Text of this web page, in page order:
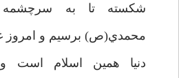
شكسته تا به سرچشمه
محمدي(ص) برسيم و امروز
دنيا همين اسلام است